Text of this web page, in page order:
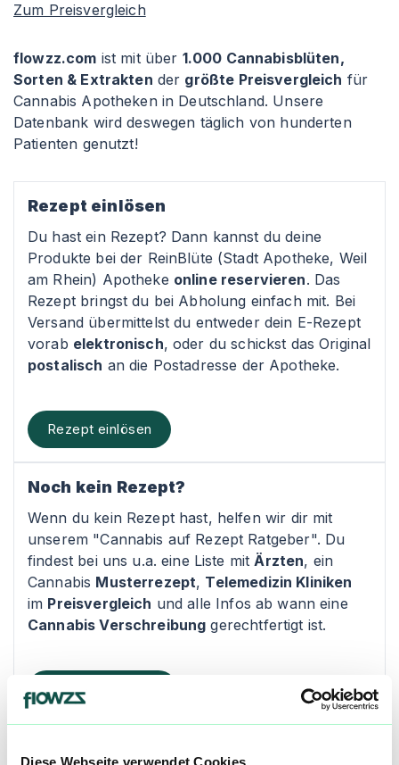
Diese Webseite verwendet Cookies
Zum Preisvergleich
flowzz.com ist mit über 1.000 Cannabisblüten,
Sorten & Extrakten der größte Preisvergleich für
Cannabis Apotheken in Deutschland. Unsere
Datenbank wird deswegen täglich von hunderten
Patienten genutzt!
Rezept einlösen
Du hast ein Rezept? Dann kannst du deine
Produkte bei der ReinBlüte (Stadt Apotheke, Weil
am Rhein) Apotheke online reservieren. Das
Rezept bringst du bei Abholung einfach mit. Bei
Versand übermittelst du entweder dein E-Rezept
vorab elektronisch, oder du schickst das Original
postalisch an die Postadresse der Apotheke.
Rezept einlösen
Noch kein Rezept?
Wenn du kein Rezept hast, helfen wir dir mit
unserem "Cannabis auf Rezept Ratgeber". Du
findest bei uns u.a. eine Liste mitÄrzten, ein
Cannabis Musterrezept, Telemedizin Kliniken
im Preisvergleich und alle Infos ab wann eine
Cannabis Verschreibung gerechtfertigt ist.
Rezept Ratgeber